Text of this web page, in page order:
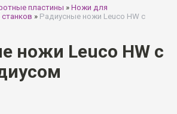
пластины » Ножи для
» Радиусные ножи Leuco HW с
ножи Leuco HW с